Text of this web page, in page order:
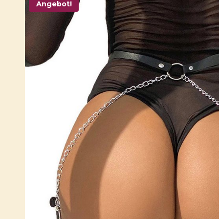
Angebot!